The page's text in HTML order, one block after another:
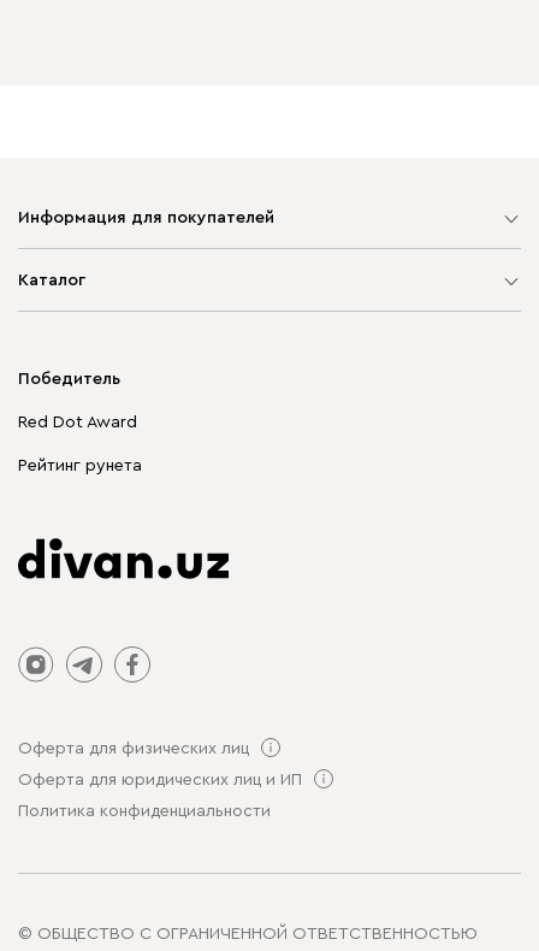
Информация для покупателей
Каталог
Корпусная мебель
Столы и стулья
Победитель
Red Dot Award
Рейтинг рунета
Оферта для физических лиц
Оферта для юридических лиц и ИП
Политика конфиденциальности
© ОБЩЕСТВО С ОГРАНИЧЕННОЙ ОТВЕТСТВЕННОСТЬЮ